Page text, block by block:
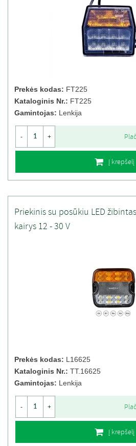
Prekės kodas: FT225
Kataloginis Nr.: FT225
Gamintojas: Lenkija
- +
Į krepšelį
Priekinis su posūkiu LED
kairys 12 - 30 V
Prekės kodas: L16625
Kataloginis Nr.: TT.16625
Gamintojas: Lenkija
- +
Į krepšelį